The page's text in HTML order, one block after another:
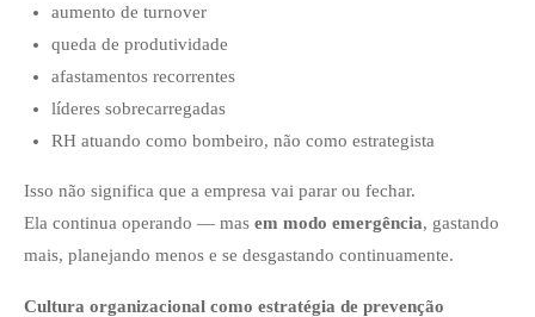
aumento de turnover
queda de produtividade
afastamentos recorrentes
líderes sobrecarregadas
RH atuando como bombeiro, não como estrategista
Isso não significa que a empresa vai parar ou fechar.
Ela continua operando — mas em modo emergência, gastando
mais, planejando menos e se desgastando continuamente.
Cultura organizacional como estratégia de prevenção